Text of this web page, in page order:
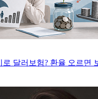
로 달러보험? 환율 오르면